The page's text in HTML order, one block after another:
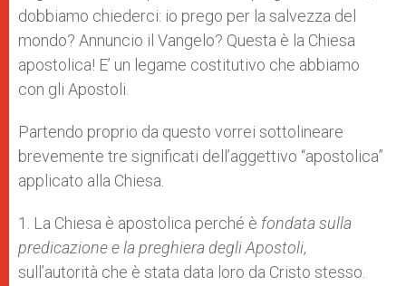
dobbiamo chiederci: io prego per la salvezza del
mondo? Annuncio il Vangelo? Questa è la Chiesa
apostolica! E’ un legame costitutivo che abbiamo
con gli Apostoli.
Partendo proprio da questo vorrei sottolineare
brevemente tre significati dell’aggettivo “apostolica”
applicato alla Chiesa.
1. La Chiesa è apostolica perché è fondata sulla
predicazione e la preghiera degli Apostoli,
sull’autorità che è stata data loro da Cristo stesso.